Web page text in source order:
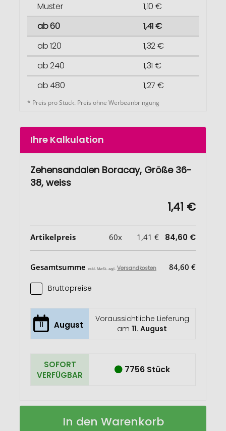
Muster
1,10 €
ab 60
1,41 €
ab 120
1,32 €
ab 240
1,31 €
ab 480
1,27 €
* Preis pro Stück. Preis ohne Werbeanbringung
Ihre Kalkulation
Zehensandalen Boracay, Größe 36-
38, weiss
1,41 €
Artikelpreis 60x 1,41 € 84,60 €
Gesamtsumme exkl. MwSt. zzgl. Versandkosten 84,60 €
Bruttopreise
11 August
Voraussichtliche Lieferung
am11. August
SOFORT
VERFÜGBAR
7756 Stück
In den Warenkorb